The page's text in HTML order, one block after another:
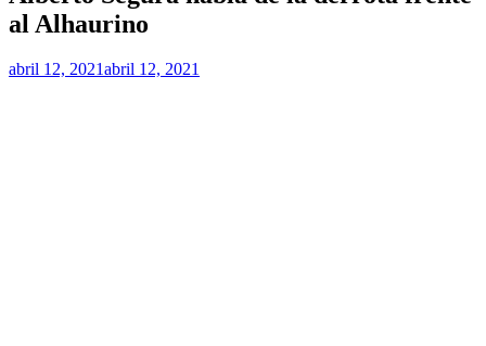
al Alhaurino
abril 12, 2021abril 12, 2021